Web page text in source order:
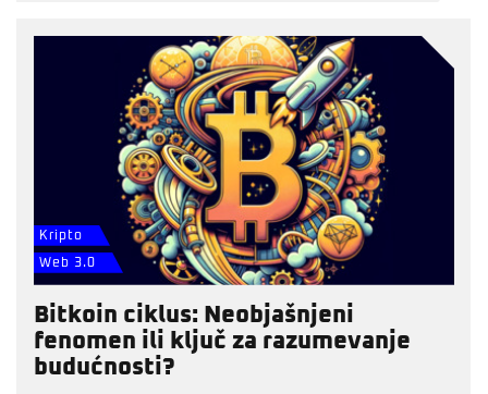
premašiti 70.000. dolara.
Kripto
Web 3.0
Bitkoin ciklus: Neobjašnjeni
fenomen ili ključ za razumevanje
budućnosti?